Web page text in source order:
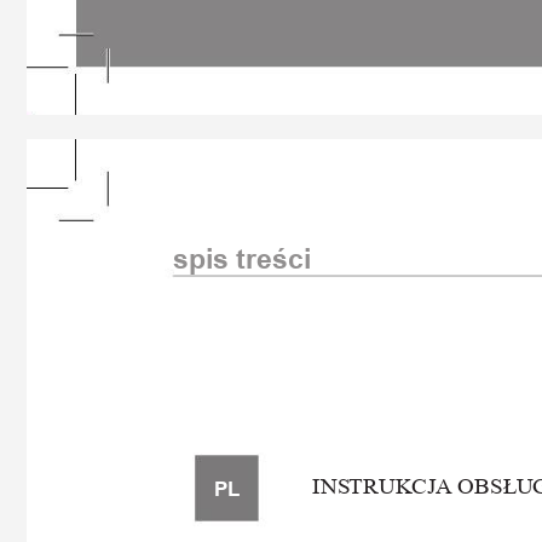
spis treści
INSTRUKCJAOBSŁU
PL